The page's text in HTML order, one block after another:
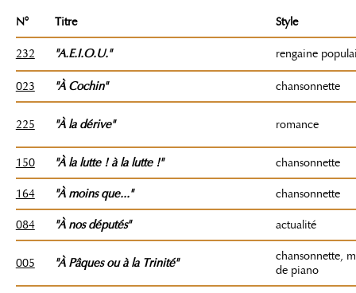
N° Titre Style
232 "A.E.I.O.U." rengaine
023 "ÀCochin" chansonnette
225 "À la dérive" romance
150 "À la lutte ! à la lutte !" chansonnette
164 "À moins que..." chansonnette
084 "À nos députés" actualité
005 "À Pâques ou à la Trinité"
chansonnette,
de piano